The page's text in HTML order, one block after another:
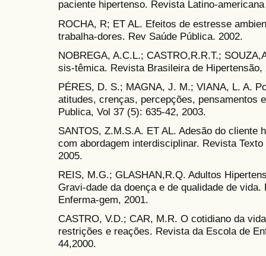
paciente hipertenso. Revista Latino-
ROCHA, R; ET AL. Efeitos de estresse
trabalha-dores. Rev Saúde Pública. 2002.
NOBREGA, A.C.L.; CASTRO,R.R.T.;
sis-têmica. Revista Brasileira de Hipertensão,
PÉRES, D. S.; MAGNA, J. M.; VIANA, L. A.
atitudes, crenças, percepções, pensamentos
Publica, Vol 37 (5): 635-42, 2003.
SANTOS, Z.M.S.A. ET AL. Adesão do cliente
com abordagem interdisciplinar. Revista
2005.
REIS, M.G.; GLASHAN,R.Q. Adultos
Gravi-dade da doença e de qualidade de
Enferma-gem, 2001.
CASTRO, V.D.; CAR, M.R. O cotidiano da
restrições e reações. Revista da Escola de
44,2000.